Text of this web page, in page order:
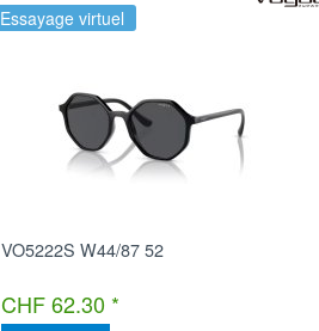
Essayage virtuel
VO5222S W44/87 52
CHF 62.30 *